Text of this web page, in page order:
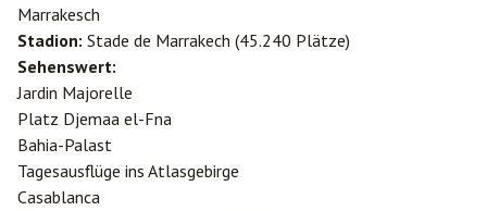
Marrakesch
Stadion: Stade de Marrakech (45.240 Plätze)
Sehenswert:
Jardin Majorelle
Platz Djemaa el-Fna
Bahia-Palast
Tagesausflüge ins Atlasgebirge
Casablanca